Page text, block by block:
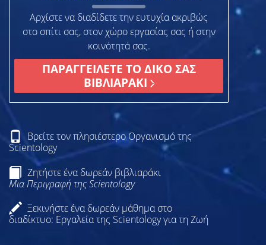
Αρχίστε να διαδίδετε την ευτυχία ακριβώς
στο σπίτι σας, στον χώρο εργασίας σας ή στην
κοινότητά σας.
ΠΑΡΑΓΓΕΙΛΕΤΕ ΤΟ ΔΙΚΟ ΣΑΣ
ΒΙΒΛΙΑΡΑΚΙ
Βρείτε τον πλησιέστερο Οργανισμό της
Scientology
Ζητήστε ένα δωρεάν βιβλιαράκι
Μια Περιγραφή της Scientology
Ξεκινήστε ένα δωρεάν μάθημα στο
διαδίκτυο: Εργαλεία της Scientology για τη Ζωή